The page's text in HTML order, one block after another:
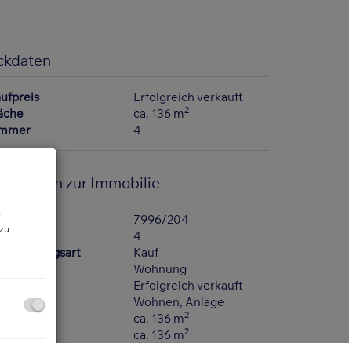
Erfolgreich verkauft
ca. 136 m2
4
zur Immobilie
7996/204
4
Kauf
Wohnung
Erfolgreich verkauft
Wohnen Anlage
ca. 136 m2
ca. 136 m2